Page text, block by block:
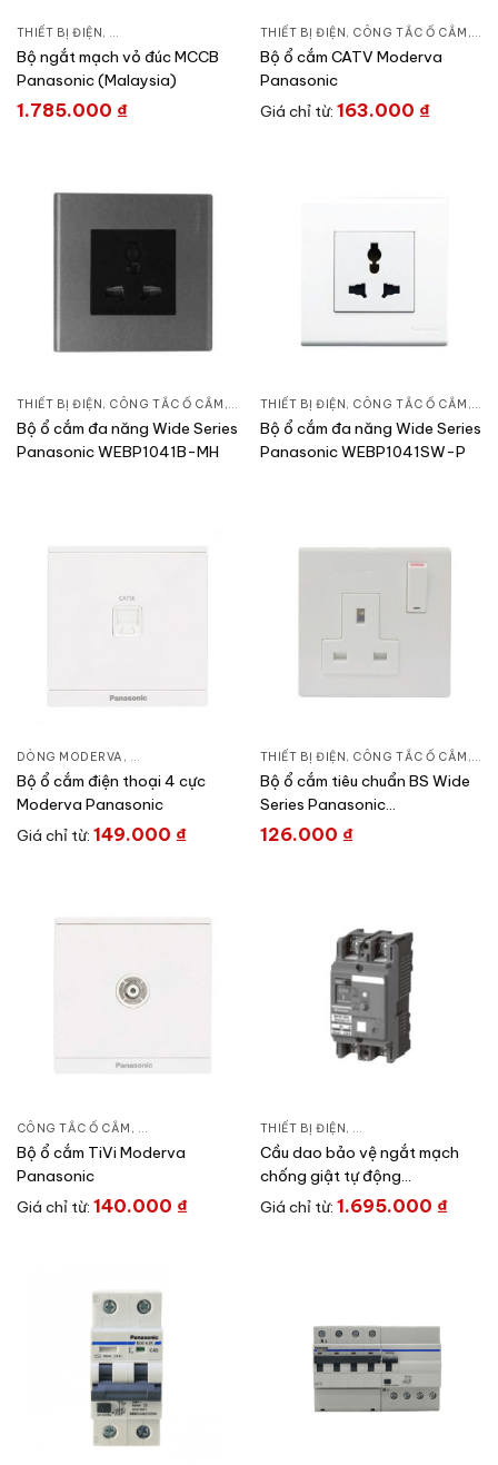
THIẾT BỊ ĐIỆN, CẦU DAO DẠNG KHỐI CẦU DAO ĐÓNG NGẮT & PHỤ KIỆN
Bộ ngắt mạch vỏ đúc MCCB
Panasonic (Malaysia)
1.785.000 ₫
THIẾT BỊ ĐIỆN, CÔNG TẮC Ổ CẮM ,
Bộ ổ cắm CATV Moderva
Panasonic
Giá chỉ từ: 163.000 ₫
THIẾT BỊ ĐIỆN, CÔNG TẮC Ổ CẮM , DÒNG WIDE SERIES
Bộ ổ cắm đa năng Wide Series
Panasonic WEBP1041B-MH
THIẾT BỊ ĐIỆN, CÔNG TẮC Ổ CẮM ,
Bộ ổ cắm đa năng Wide Series
Panasonic WEBP1041SW-P
DÒNG MODERVA , CÔNG TẮC Ổ CẮM THIẾT BỊ ĐIỆN
Bộ ổ cắm điện thoại 4 cực
Moderva Panasonic
Giá chỉ từ: 149.000 ₫
THIẾT BỊ ĐIỆN , CÔNG TẮC Ổ CẮM ,
Bộ ổ cắm tiêu chuẩn BS Wide
Series Panasonic
WEB1111SWK/WEB11119SW-
126.000 ₫
CÔNG TẮC Ổ CẮM , DÒNG MODERVA THIẾT BỊ ĐIỆN
Bộ ổ cắm TiVi Moderva
Panasonic
Giá chỉ từ: 140.000 ₫
THIẾT BỊ ĐIỆN, CẦU DAO DẠNG KHỐI
Cầu dao bảo vệ ngắt mạch
chống giật tự động
Panasonic
Giá chỉ từ: 1.695.000 ₫